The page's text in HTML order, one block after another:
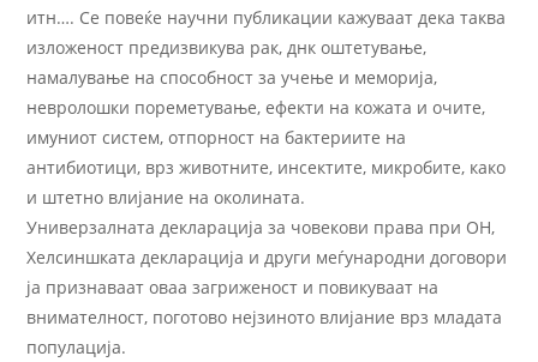
итн…. Се повеќе научни публикации кажуваат дека таква
изложеност предизвикува рак, днк оштетување,
намалување на способност за учење и меморија,
невролошки пореметување, ефекти на кожата и очите,
имуниот систем, отпорност на бактериите на
антибиотици, врз животните, инсектите, микробите, како
и штетно влијание на околината.
Универзалната декларација за човекови права при ОН,
Хелсиншката декларација и други меѓународни договори
ја признаваат оваа загриженост и повикуваат на
внимателност, поготово нејзиното влијание врз младата
популација.